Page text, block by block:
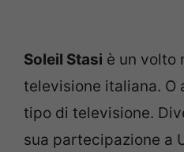
Soleil Stasi è un volto
televisione italiana. O
tipo di televisione.
sua partecipazione a